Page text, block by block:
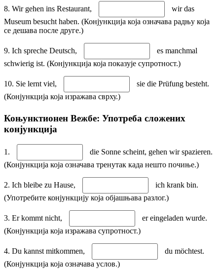
8. Wir gehen ins Restaurant,
wir das
Museum besucht haben. (Конјункција која означава радњу која
се дешава после друге.)
9. Ich spreche Deutsch,
es manchmal
schwierig ist. (Конјункција која показује супротност.)
10. Sie lernt viel,
sie die Prüfung besteht.
(Конјункција која изражава сврху.)
Коњунктионен Вежбе: Употреба сложених
конјункција
1.
die Sonne scheint, gehen wir spazieren.
(Конјункција која означава тренутак када нешто почиње.)
2. Ich bleibe zu Hause,
ich krank bin.
(Употребите конјункцију која објашњава разлог.)
3. Er kommt nicht,
er eingeladen wurde.
(Конјункција која изражава супротност.)
4. Du kannst mitkommen,
du möchtest.
(Конјункција која означава услов.)